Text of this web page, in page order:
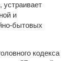
устраивает
и
бытовых
кодекса